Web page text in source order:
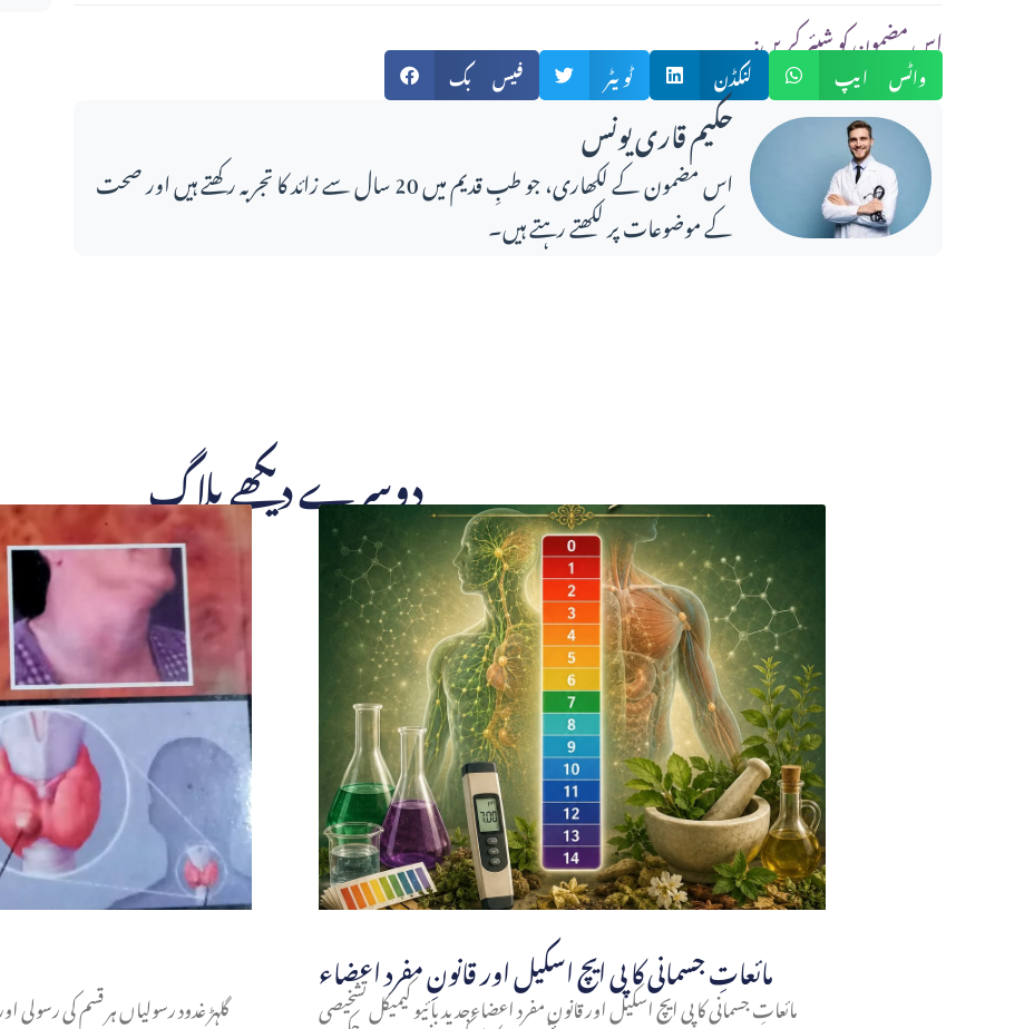
:اس مضمون کو شیئر کریں
فیس بک ٹویٹر لنکڈن واٹس ایپ
حکیم قاری یونس
اس مضمون کے لکھاری، جو طبِ قدیم میں 20 سال سے زائد کا تجربہ رکھتے ہیں اور صحت
کے موضوعات پر لکھتے رہتے ہیں۔
دوسرے دیکھے بلاگ
گلہڑ غدود رسولیاں ہر قسم کی رسولی
مائعاتِ جسمانی کا پی ایچ اسکیل اور قانونِ مفرد اعضاء
مائعاتِ جسمانی کا پی ایچ اسکیل اور قانونِ مفرد اعضاءجدید بائیو کیمیکل تشخیصی